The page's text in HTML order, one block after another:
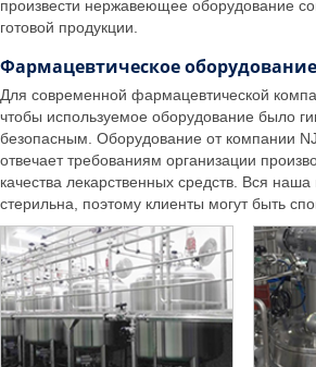
произвести нержавеющее оборудование
готовой продукции.
Фармацевтическое оборудование
Для современной фармацевтической
чтобы используемое оборудование было
безопасным. Оборудование от компании
отвечает требованиям организации
качества лекарственных средств. Вся
стерильна, поэтому клиенты могут быть